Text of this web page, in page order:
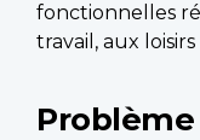
fonctionnelles
travail, aux